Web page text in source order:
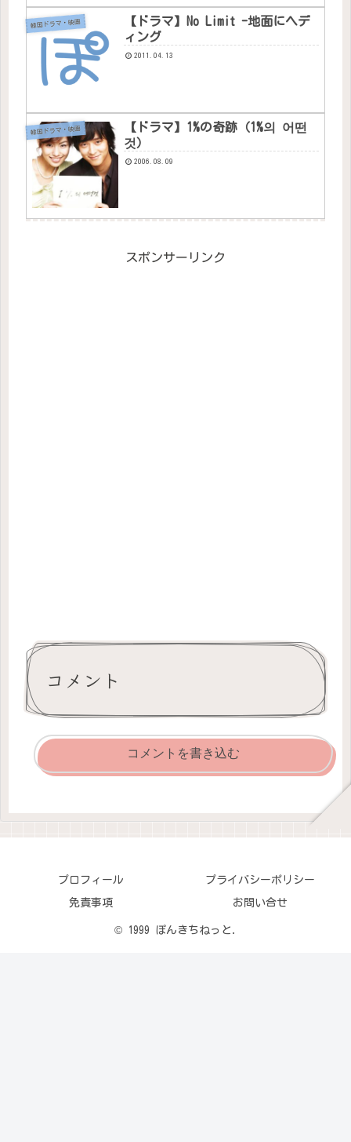
韓国ドラマ・映画
【ドラマ】No Limit -地面にヘデ
ィング
2011.04.13
韓国ドラマ・映画
【ドラマ】1%の奇跡（1%의 어떤
것）
2006.08.09
スポンサーリンク
コメント
コメントを書き込む
プロフィール プライバシーポリシー
免責事項 お問い合せ
© 1999 ぽんきちねっと.